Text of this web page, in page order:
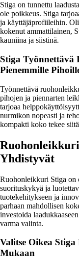
Stiga on tunnettu
ole poikkeus. Stiga
ja käyttäjäprofiileihin.
kokenut ammattilainen,
kauniina ja siistinä.
Stiga
Pienemmille
Työnnettävä
pihojen ja piennarten
tarjoaa
nurmikon nopeasti ja
kompakti koko tekee
Yhdistyvät
Ruohonleikkuri Stiga on
suorituskykyä ja
tuotekehitykseen ja
parhaan mahdollisen
investoida
varma valinta.
Valitse Oikea
Mukaan